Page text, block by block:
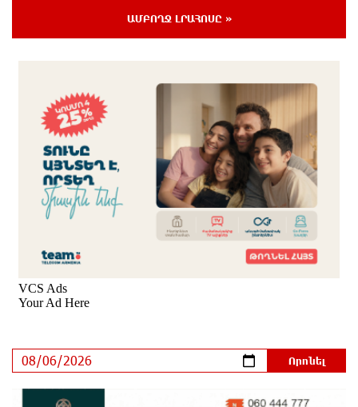
համար, քանի որ տեղ չկա, հերթափոխով հներին
ուղարկում են տնային կալանքի․ Անահիտ Ադամյան
5 ժամ առաջ
Կարենիսի Առաքելոց վանք, 5-րդ դար.
պաշտպանենք մեր եկեղեցին․ Մենուա Սողոմոնյան
5 ժամ առաջ
նեղուցով նոր երթուղու կոորդինատները
Բաղդասարյանին
6 ժամ առաջ
ԱՄԲՈՂՋ ԼՐԱՀՈՍԸ »